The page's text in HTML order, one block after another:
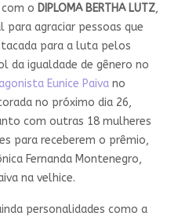
o DIPLOMA BERTHA LUTZ,
para agraciar pessoas que
para a luta pelos
da igualdade de gênero no
Eunice Paiva no
no próximo dia 26,
com outras 18 mulheres
para receberem o prêmio,
Fernanda Montenegro,
na velhice.
personalidades como a